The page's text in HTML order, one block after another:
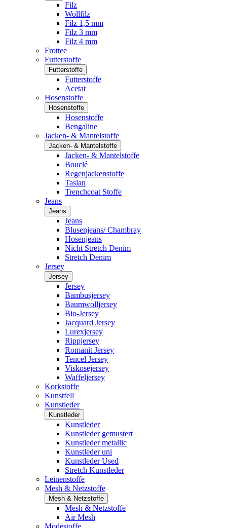
Filz
Wollfilz
Filz 1,5 mm
Filz 3 mm
Filz 4 mm
Frottee
Futterstoffe
Futterstoffe
Futterstoffe
Acetat
Hosenstoffe
Hosenstoffe
Hosenstoffe
Bengaline
Jacken- & Mantelstoffe
Jacken- & Mantelstoffe
Jacken- & Mantelstoffe
Bouclé
Regenjackenstoffe
Taslan
Trenchcoat Stoffe
Jeans
Jeans
Jeans
Blusenjeans/ Chambray
Hosenjeans
Nicht Stretch Denim
Stretch Denim
Jersey
Jersey
Jersey
Bambusjersey
Baumwolljersey
Bio-Jersey
Jacquard Jersey
Lurexjersey
Rippjersey
Romanit Jersey
Tencel Jersey
Viskosejersey
Waffeljersey
Korkstoffe
Kunstfell
Kunstleder
Kunstleder
Kunstleder
Kunstleder gemustert
Kunstleder metallic
Kunstleder uni
Kunstleder Used
Stretch Kunstleder
Leinenstoffe
Mesh & Netzstoffe
Mesh & Netzstoffe
Mesh & Netzstoffe
Air Mesh
Modestoffe